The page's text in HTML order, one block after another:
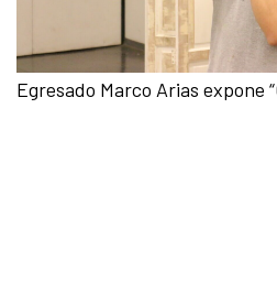
Egresado Marco Arias expone